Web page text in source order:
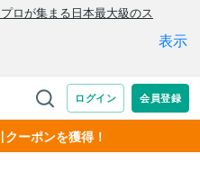
ーポンを獲得！